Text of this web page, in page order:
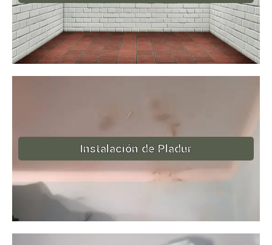
Instalación de Pladur